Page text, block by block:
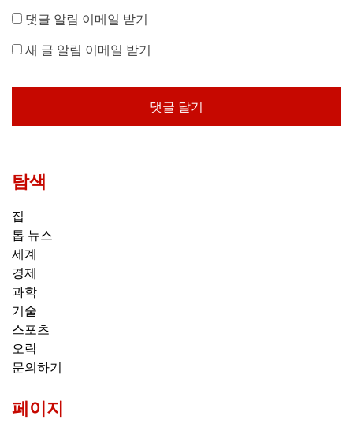
댓글 알림 이메일 받기
새 글 알림 이메일 받기
탐색
집
톱 뉴스
세계
경제
과학
기술
스포츠
오락
문의하기
페이지